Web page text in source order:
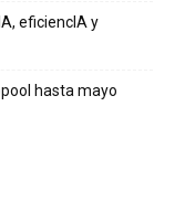
eficiencIA y
hasta mayo